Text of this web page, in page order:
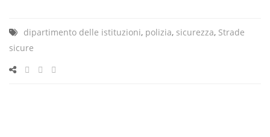
dipartimento delle istituzioni, polizia, sicurezza, Strade
sicure